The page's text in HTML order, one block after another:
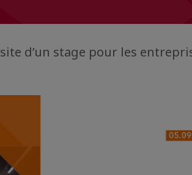
d’un stage pour les